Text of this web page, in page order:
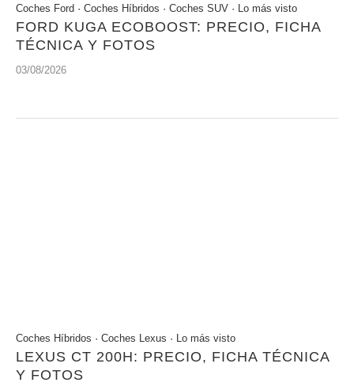
Coches Ford · Coches Híbridos · Coches SUV · Lo más visto
FORD KUGA ECOBOOST: PRECIO, FICHA
TÉCNICA Y FOTOS
03/08/2026
Coches Híbridos · Coches Lexus · Lo más visto
LEXUS CT 200H: PRECIO, FICHA TÉCNICA
Y FOTOS